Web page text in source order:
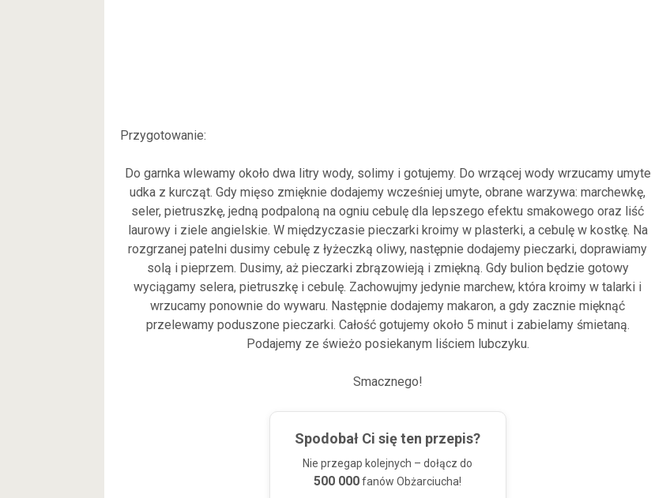
Przygotowanie:
Do garnka wlewamy około dwa litry wody, solimy i gotujemy. Do wrzącej wody wrzucamy umyte
udka z kurcząt. Gdy mięso zmięknie dodajemy wcześniej umyte, obrane warzywa: marchewkę,
seler, pietruszkę, jedną podpaloną na ogniu cebulę dla lepszego efektu smakowego oraz liść
laurowy i ziele angielskie. W międzyczasie pieczarki kroimy w plasterki, a cebulę w kostkę. Na
rozgrzanej patelni dusimy cebulę z łyżeczką oliwy, następnie dodajemy pieczarki, doprawiamy
solą i pieprzem. Dusimy, aż pieczarki zbrązowieją i zmiękną. Gdy bulion będzie gotowy
wyciągamy selera, pietruszkę i cebulę. Zachowujmy jedynie marchew, która kroimy w talarki i
wrzucamy ponownie do wywaru. Następnie dodajemy makaron, a gdy zacznie mięknąć
przelewamy poduszone pieczarki. Całość gotujemy około 5 minut i zabielamy śmietaną.
Podajemy ze świeżo posiekanym liściem lubczyku.
Smacznego!
Spodobał Ci się ten przepis?
Nie przegap kolejnych – dołącz do
500 000fanów Obżarciucha!